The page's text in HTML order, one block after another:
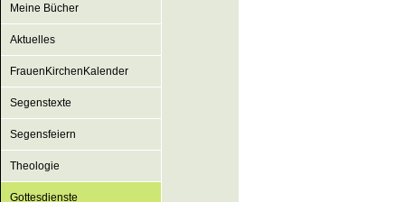
Meine Bücher
Aktuelles
FrauenKirchenKalender
Segenstexte
Segensfeiern
Theologie
Gottesdienste